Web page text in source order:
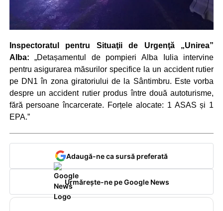
Inspectoratul pentru Situaţii de Urgenţă „Unirea”
Alba: „Detașamentul de pompieri Alba Iulia intervine
pentru asigurarea măsurilor specifice la un accident rutier
pe DN1 în zona giratoriului de la Sântimbru. Este vorba
despre un accident rutier produs între două autoturisme,
fără persoane încarcerate. Forțele alocate: 1 ASAS și 1
EPA.”
Adaugă-ne ca sursă preferată
Urmărește-ne pe Google News